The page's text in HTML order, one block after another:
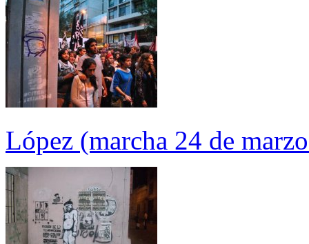
López (marcha 24 de